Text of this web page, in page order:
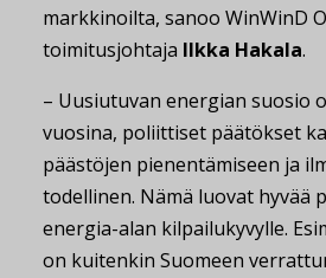
markkinoilta, sanoo WinWinD
toimitusjohtaja Ilkka Hakala.
– Uusiutuvan energian suosio
vuosina, poliittiset päätökset
päästöjen pienentämiseen ja
todellinen. Nämä luovat hyvää
energia-alan kilpailukyvylle.
on kuitenkin Suomeen